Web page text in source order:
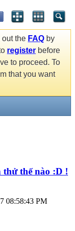
out the FAQ by
register before
to proceed. To
that you want
thử thế nào :D !
08:58:43 PM